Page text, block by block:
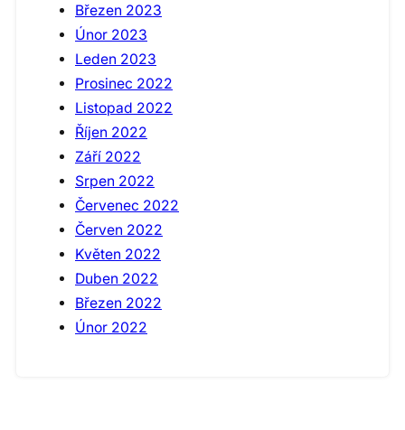
Březen 2023
Únor 2023
Leden 2023
Prosinec 2022
Listopad 2022
Říjen 2022
Září 2022
Srpen 2022
Červenec 2022
Červen 2022
Květen 2022
Duben 2022
Březen 2022
Únor 2022